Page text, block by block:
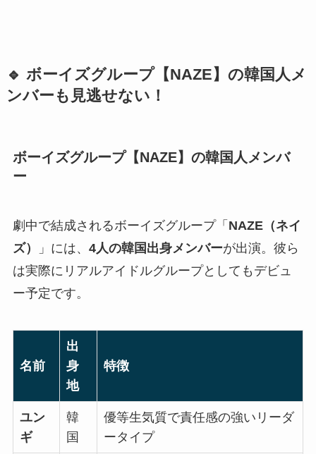
🔹 ボーイズグループ【NAZE】の韓国人メ
ンバーも見逃せない！
ボーイズグループ【NAZE】の韓国人メンバ
ー
劇中で結成されるボーイズグループ「 NAZE（ネイ
ズ）
」には、 4人の韓国出身メンバーが出演。彼ら
は実際にリアルアイドルグループとしてもデビュ
ー予定です。
名前
出
身
地
特徴
ユン
ギ
韓
国
優等生気質で責任感の強いリーダ
ータイプ